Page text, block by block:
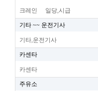
크레인 일당,시급
기타 ~~ 운전기사
기타,운전기사
카센타
카센타
주유소